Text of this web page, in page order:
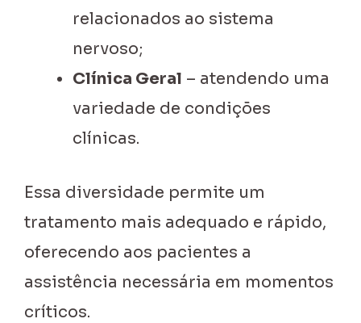
relacionados ao sistema
nervoso;
Clínica Geral – atendendo uma
variedade de condições
clínicas.
Essa diversidade permite um
tratamento mais adequado e rápido,
oferecendo aos pacientes a
assistência necessária em momentos
críticos.